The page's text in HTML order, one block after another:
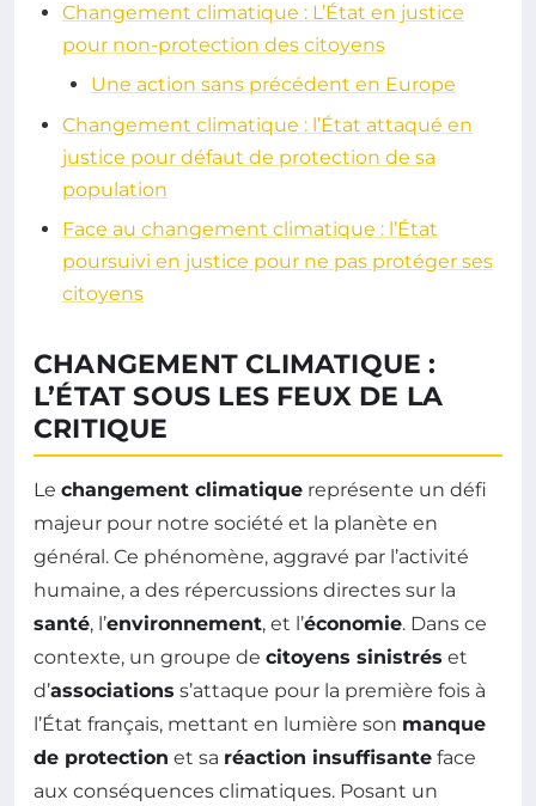
Changement climatique : L’État en justice
pour non-protection des citoyens
Une action sans précédent en Europe
Changement climatique : l’État attaqué en
justice pour défaut de protection de sa
population
Face au changement climatique : l’État
poursuivi en justice pour ne pas protéger ses
citoyens
CHANGEMENT CLIMATIQUE :
L’ÉTAT SOUS LES FEUX DE LA
CRITIQUE
Le changement climatique représente un défi
majeur pour notre société et la planète en
général. Ce phénomène, aggravé par l’activité
humaine, a des répercussions directes sur la
santé, l’environnement, et l’économie. Dans ce
contexte, un groupe de citoyens sinistrés et
d’associations s’attaque pour la première fois à
l’État français, mettant en lumière son manque
de protection et sa réaction insuffisante face
aux conséquences climatiques. Posant un